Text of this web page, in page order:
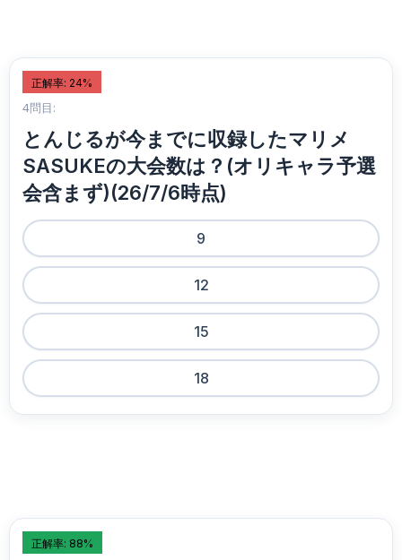
正解率: 24%
4問目:
とんじるが今までに収録したマリメ
SASUKEの大会数は？(オリキャラ予選
会含まず)(26/7/6時点)
9
12
15
18
正解率: 88%